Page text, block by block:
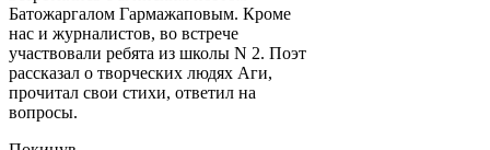
Батожаргалом Гармажаповым. Кроме
нас и журналистов, во встрече
участвовали ребята из школы N 2. Поэт
рассказал о творческих людях Аги,
прочитал свои стихи, ответил на
вопросы.